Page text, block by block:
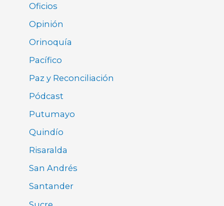
Oficios
Opinión
Orinoquía
Pacífico
Paz y Reconciliación
Pódcast
Putumayo
Quindío
Risaralda
San Andrés
Santander